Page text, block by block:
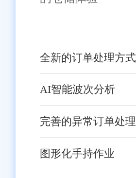
全新的订单处理方式
AI智能波次分析
完善的异常订单处理
图形化手持作业